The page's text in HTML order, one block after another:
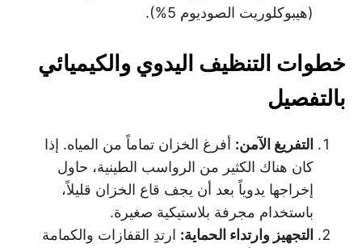
(هيبوكلوريت الصوديوم 5%).
خطوات التنظيف اليدوي والكيميائي
بالتفصيل
التفريغ الآمن: أفرغ الخزان تماماً من المياه. إذا
كان هناك الكثير من الرواسب الطينية، حاول
إخراجها يدوياً بعد أن يجف قاع الخزان قليلاً،
باستخدام مجرفة بلاستيكية صغيرة.
التجهيز وارتداء الحماية: ارتدِ القفازات والكمامة